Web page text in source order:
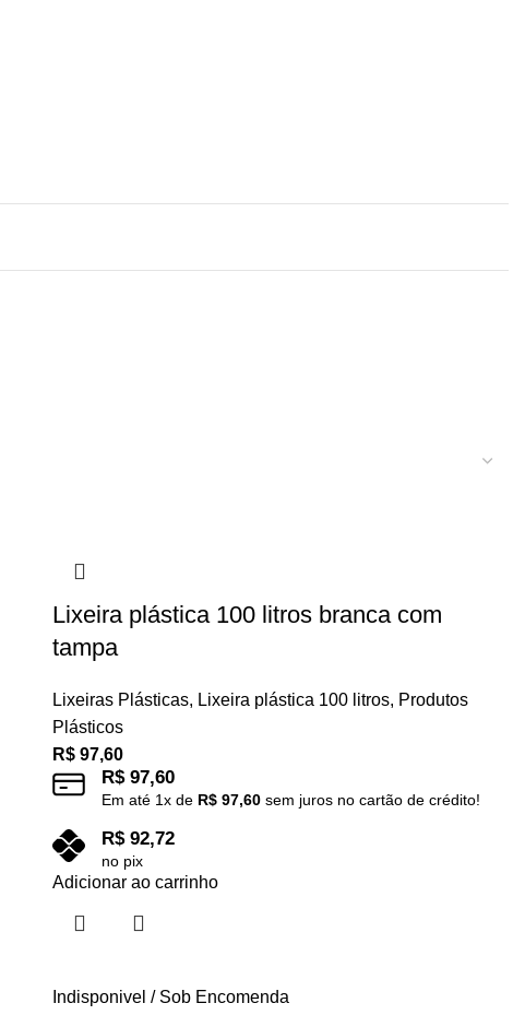
Lixeira plástica 100 litros branca com
tampa
Lixeiras Plásticas, Lixeira plástica 100 litros, Produtos
Plásticos
R$ 97,60
R$97,60
Em até 1x de R$ 97,60 sem juros no cartão de crédito!
R$92,72
no pix
Adicionar ao carrinho
Indisponivel / Sob Encomenda